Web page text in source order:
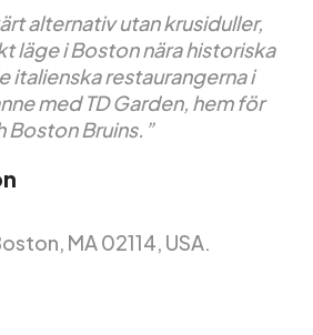
alternativ utan krusiduller,
läge i Boston nära historiska
italienska restaurangerna i
med TD Garden, hem för
Bruins.”
MA 02114, USA.